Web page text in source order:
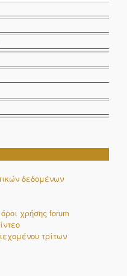
δεδομένων
χρήσης forum
τρίτων